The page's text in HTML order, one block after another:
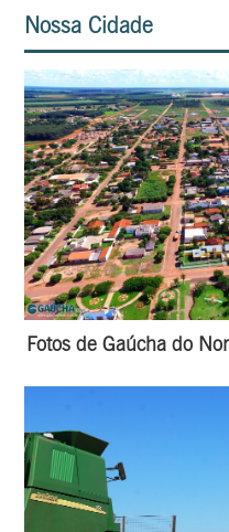
Nossa Cidade
Fotos de Gaúcha do